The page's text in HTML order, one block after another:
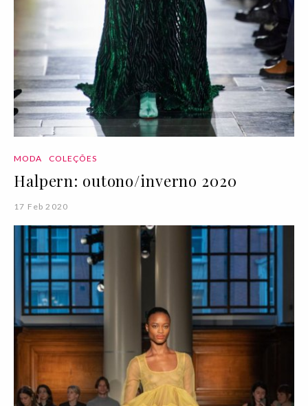
MODA COLEÇÕES
Halpern: outono/inverno 2020
17 Feb 2020